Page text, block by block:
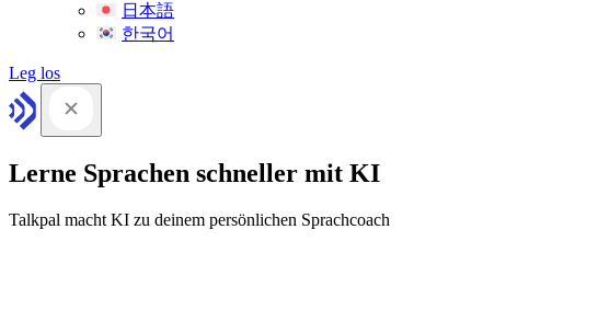
日本語
한국어
Leg los
Lerne Sprachen schneller mit KI
Talkpal macht KI zu deinem persönlichen Sprachcoach